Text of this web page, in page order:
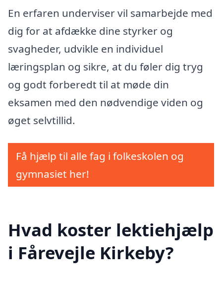
En erfaren underviser vil samarbejde med
dig for at afdække dine styrker og
svagheder, udvikle en individuel
læringsplan og sikre, at du føler dig tryg
og godt forberedt til at møde din
eksamen med den nødvendige viden og
øget selvtillid.
Få hjælp til alle fag i folkeskolen og
gymnasiet her!
Hvad koster lektiehjælp
i Fårevejle Kirkeby?